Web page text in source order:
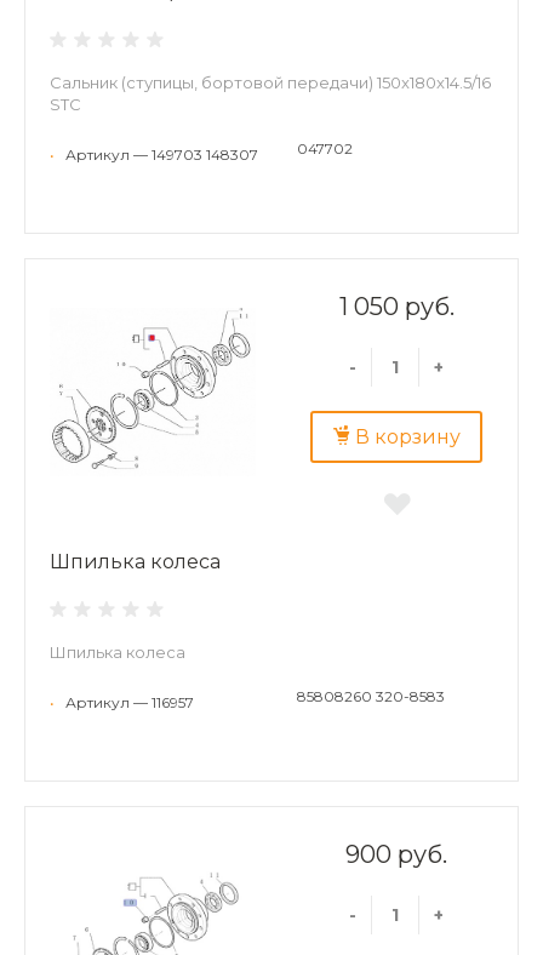
Сальник (ступицы, бортовой передачи) 150x180x14.5/16
STC
• Артикул — 149703 148307 047702
1 050 руб.
- +
В корзину
Шпилька колеса
Шпилька колеса
• Артикул — 116957 85808260 320-8583
900 руб.
- +